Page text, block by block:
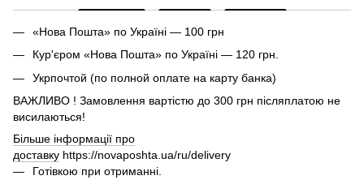
«Нова Пошта» по Україні — 100 грн
Кур'єром «Нова Пошта» по Україні — 120 грн.
Укрпочтой (по полной оплате на карту банка)
ВАЖЛИВО ! Замовлення вартістю до 300 грн післяплатою не
висилаються!
Більше інформації про
доставку https://novaposhta.ua/ru/delivery
Готівкою при отриманні.